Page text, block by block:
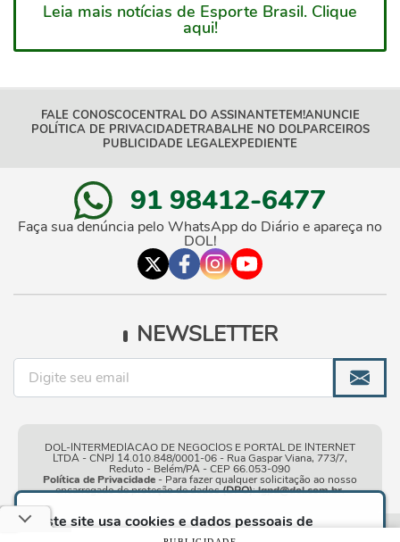
Este site usa cookies e dados pessoais de
acordo com os nossosTermos de Uso e Política
Leia mais notícias de Esporte Brasil. Clique
aqui!
FALE CONOSCOCENTRAL DO ASSINANTETEM!ANUNCIE
POLÍTICA DE PRIVACIDADETRABALHE NO DOLPARCEIROS
PUBLICIDADE LEGALEXPEDIENTE
91 98412-6477
Faça sua denúncia pelo WhatsApp do Diário e apareça no
DOL!
NEWSLETTER
DOL-INTERMEDIACAO DE NEGOCIOS E PORTAL DE INTERNET
LTDA - CNPJ 14.010.848/0001-06 - Rua Gaspar Viana, 773/7,
Reduto - Belém/PA - CEP 66.053-090
Política de Privacidade- Para fazer qualquer solicitação ao nosso
encarregado de proteção de dados(DPO):lgpd@dol.com.br.